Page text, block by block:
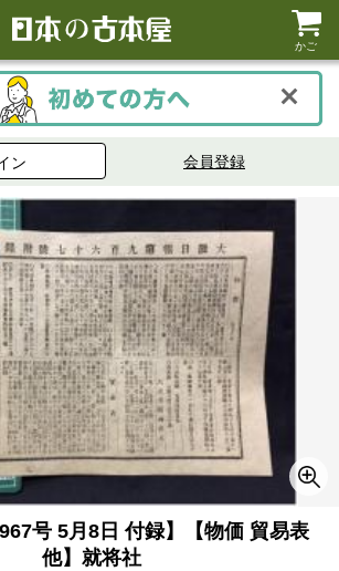
かご
ン 会員登録
967号 5月8日 付録】【物価 貿易表
他】就将社